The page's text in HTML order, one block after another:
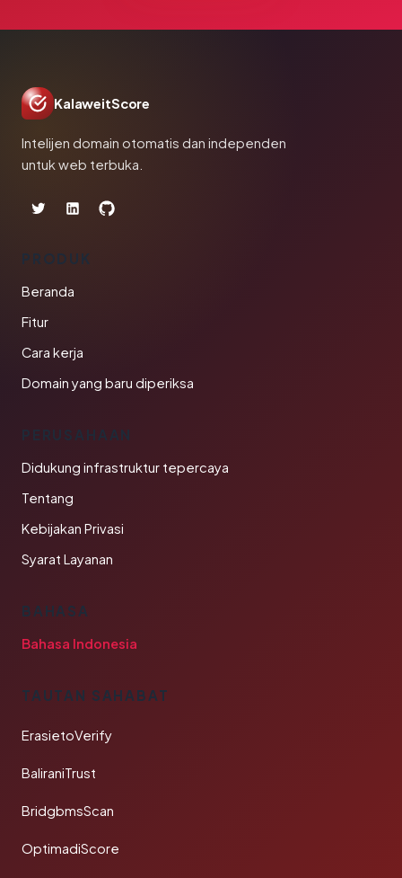
KalaweitScore
Intelijen domain otomatis dan independen
untuk web terbuka.
PRODUK
Beranda
Fitur
Cara kerja
Domain yang baru diperiksa
PERUSAHAAN
Didukung infrastruktur tepercaya
Tentang
Kebijakan Privasi
Syarat Layanan
BAHASA
Bahasa Indonesia
TAUTAN SAHABAT
ErasietoVerify
BaliraniTrust
BridgbmsScan
OptimadiScore